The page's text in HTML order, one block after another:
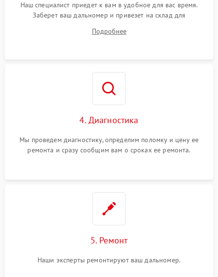
Наш специалист приедет к вам в удобное для вас время.
Заберет ваш дальномер и привезет на склад для
Подробнее
4. Диагностика
Мы проведем диагностику, определим поломку и цену ее
ремонта и сразу сообщим вам о сроках ее ремонта.
5. Ремонт
Наши эксперты ремонтируют ваш дальномер.